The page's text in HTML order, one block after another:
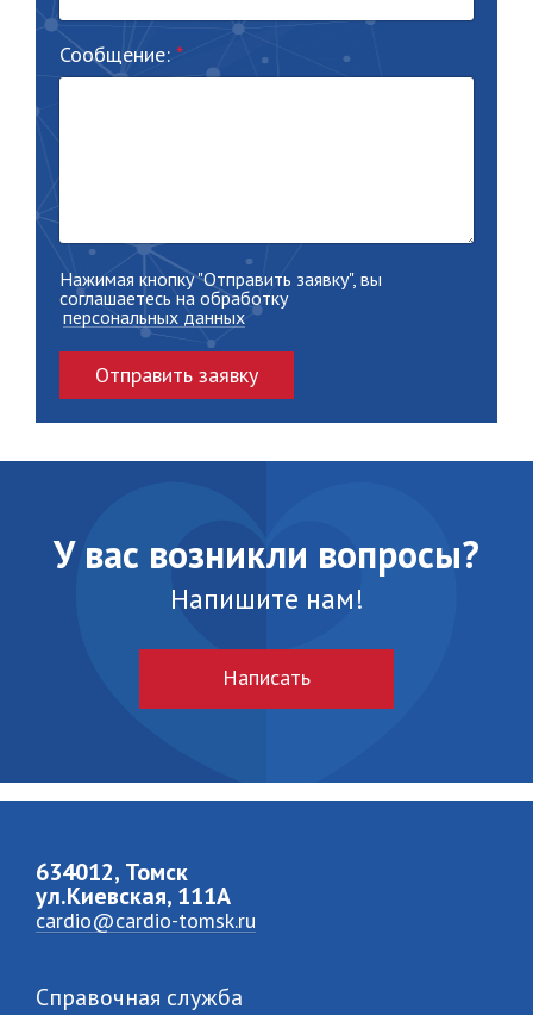
Сообщение:
Нажимая кнопку "Отправить заявку", вы
соглашаетесь на обработку
персональных данных
Отправить заявку
У вас возникли вопросы?
Напишите нам!
Написать
634012, Томск
ул.Киевская, 111A
cardio@cardio-tomsk.ru
Справочная служба